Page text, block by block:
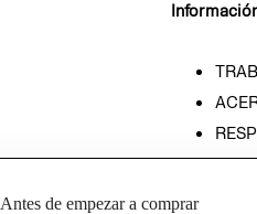
Antes de empezar a comprar